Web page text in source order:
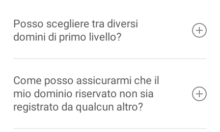
Posso scegliere tra diversi
domini di primo livello?
vari domini di primo livello come “.de”, “.com”,
“.net” e molti altri. Questo vi permette di scegliere
il TLD più adatto al vostro sito web.
Come posso assicurarmi che il
mio dominio riservato non sia
registrato da qualcun altro?